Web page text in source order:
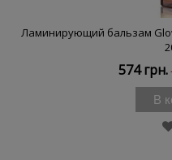
Ламинирующий бальзам
574 грн.
В